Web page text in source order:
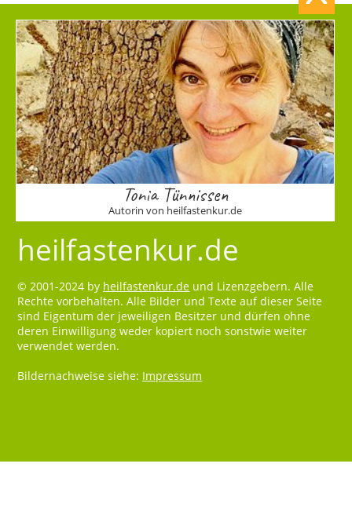
Tonia Tünnissen
Autorin von heilfastenkur.de
heilfastenkur.de
© 2001-2024 by heilfastenkur.de und Lizenzgebern. Alle
Rechte vorbehalten. Alle Bilder und Texte auf dieser Seite
sind Eigentum der jeweiligen Besitzer und dürfen ohne
deren Einwilligung weder kopiert noch sonstwie weiter
verwendet werden.
Bildernachweise siehe: Impressum